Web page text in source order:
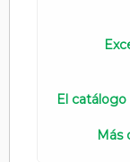
El
Más